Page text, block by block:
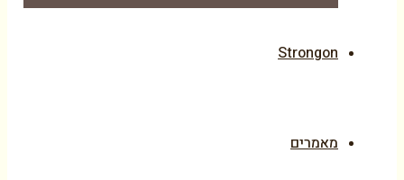
Strongon
מאמרים